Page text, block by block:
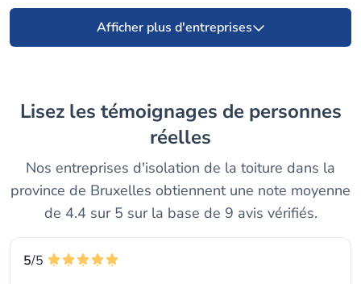
Afficher plus d'entreprises
Lisez les témoignages de personnes
réelles
Nos entreprises d'isolation de la toiture dans la
province de Bruxelles obtiennent une note moyenne
de 4.4 sur 5 sur la base de 9 avis vérifiés.
5/5